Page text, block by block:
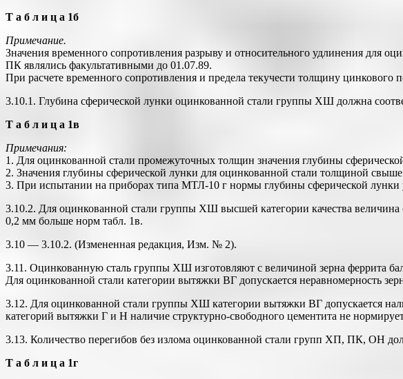
Т а б л и ц а 1б
Примечание.
Значения временного сопротивления разрыву и относительного удлинения для
ПК являлись факультативными до 01.07.89.
При расчете временного сопротивления и предела текучести толщину цинкового
3.10.1. Глубина сферической лунки оцинкованной стали группы ХШ должна
Т а б л и ц а 1в
Примечания:
1. Для оцинкованной стали промежуточных толщин значения глубины
2. Значения глубины сферической лунки для оцинкованной стали толщиной
3. При испытании на приборах типа МТЛ-10 г нормы глубины сферической
3.10.2. Для оцинкованной стали группы ХШ высшей категории качества
0,2 мм больше норм табл. 1в.
3.10 — 3.10.2. (Измененная редакция, Изм. № 2).
3.11. Оцинкованную сталь группы ХШ изготовляют с величиной зерна феррита
Для оцинкованной стали категории вытяжки ВГ допускается неравномерность
3.12. Для оцинкованной стали группы ХШ категории вытяжки ВГ допускается
категорий вытяжки Г и Н наличие структурно-свободного цементита не
3.13. Количество перегибов без излома оцинкованной стали групп ХП, ПК, ОН
Т а б л и ц а 1г